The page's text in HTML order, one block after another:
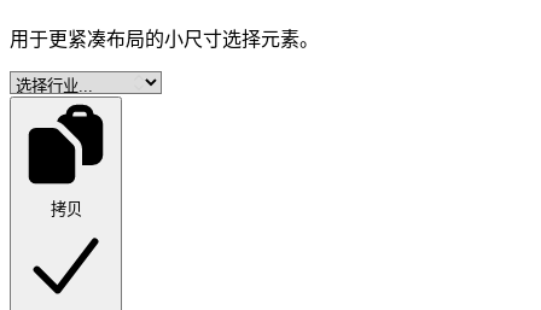
用于更紧凑布局的小尺寸选择元素。
拷贝